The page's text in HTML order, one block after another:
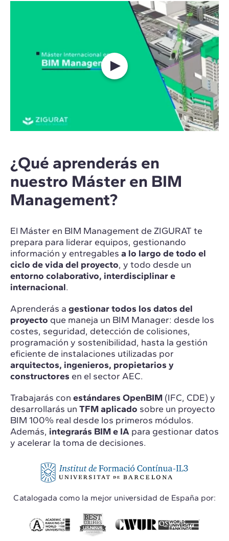
¿Qué aprenderás en
nuestro Máster en BIM
Management?
El Máster en BIM Management de ZIGURAT te
prepara para liderar equipos, gestionando
información y entregables a lo largo de todo el
ciclo de vida del proyecto, y todo desde un
entorno colaborativo, interdisciplinar e
internacional.
Aprenderás a gestionar todos los datos del
proyecto que maneja un BIM Manager: desde los
costes, seguridad, detección de colisiones,
programación y sostenibilidad, hasta la gestión
eficiente de instalaciones utilizadas por
arquitectos, ingenieros, propietarios y
constructores en el sector AEC.
Trabajarás con estándares OpenBIM (IFC, CDE) y
desarrollarás un TFM aplicado sobre un proyecto
BIM 100% real desde los primeros módulos.
Además, integrarás BIM e IA para gestionar datos
y acelerar la toma de decisiones.
Catalogada como la mejor universidad de España por: